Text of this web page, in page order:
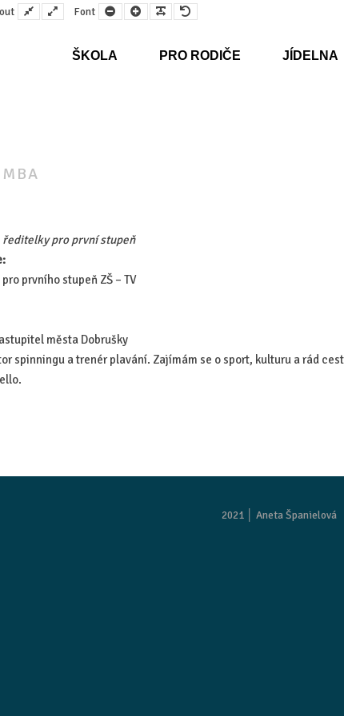
Fixed
layout
Wide
layout
Font Smaller
Font
Larger
Font
Readable
Font
Default
Font
ŠKOLA PRO RODIČE JÍDELNA
ředitelky pro první stupeň
prvního stupeň ZŠ – TV
města Dobrušky
spinningu a trenér plavání. Zajímám se o sport, kulturu a rád
2021 │ Aneta Španielová